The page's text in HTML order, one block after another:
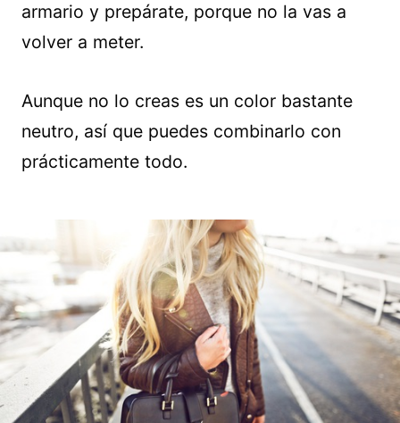
armario y prepárate, porque no la vas a
volver a meter.
Aunque no lo creas es un color bastante
neutro, así que puedes combinarlo con
prácticamente todo.